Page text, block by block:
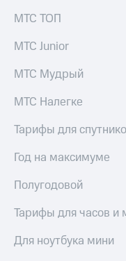
МТС ТОП
МТС Junior
МТС Мудрый
МТС Налегке
Тарифы для
Год на максимуме
Полугодовой
Тарифы для часов и
Для ноутбука мини